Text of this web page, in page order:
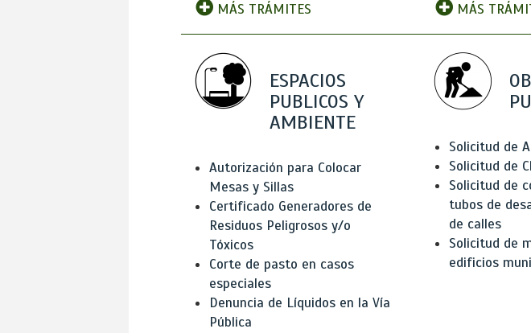
MÁS TRÁMITES
MÁS
ESPACIOS
PUBLICOS Y
AMBIENTE
Autorización para Colocar
Mesas y Sillas
Certificado Generadores de
Residuos Peligrosos y/o
Tóxicos
Corte de pasto en casos
especiales
Denuncia de Líquidos en la Vía
Pública
Solicitud de
Solicitud de
Solicitud de
tubos de
de calles
Solicitud de
edificios